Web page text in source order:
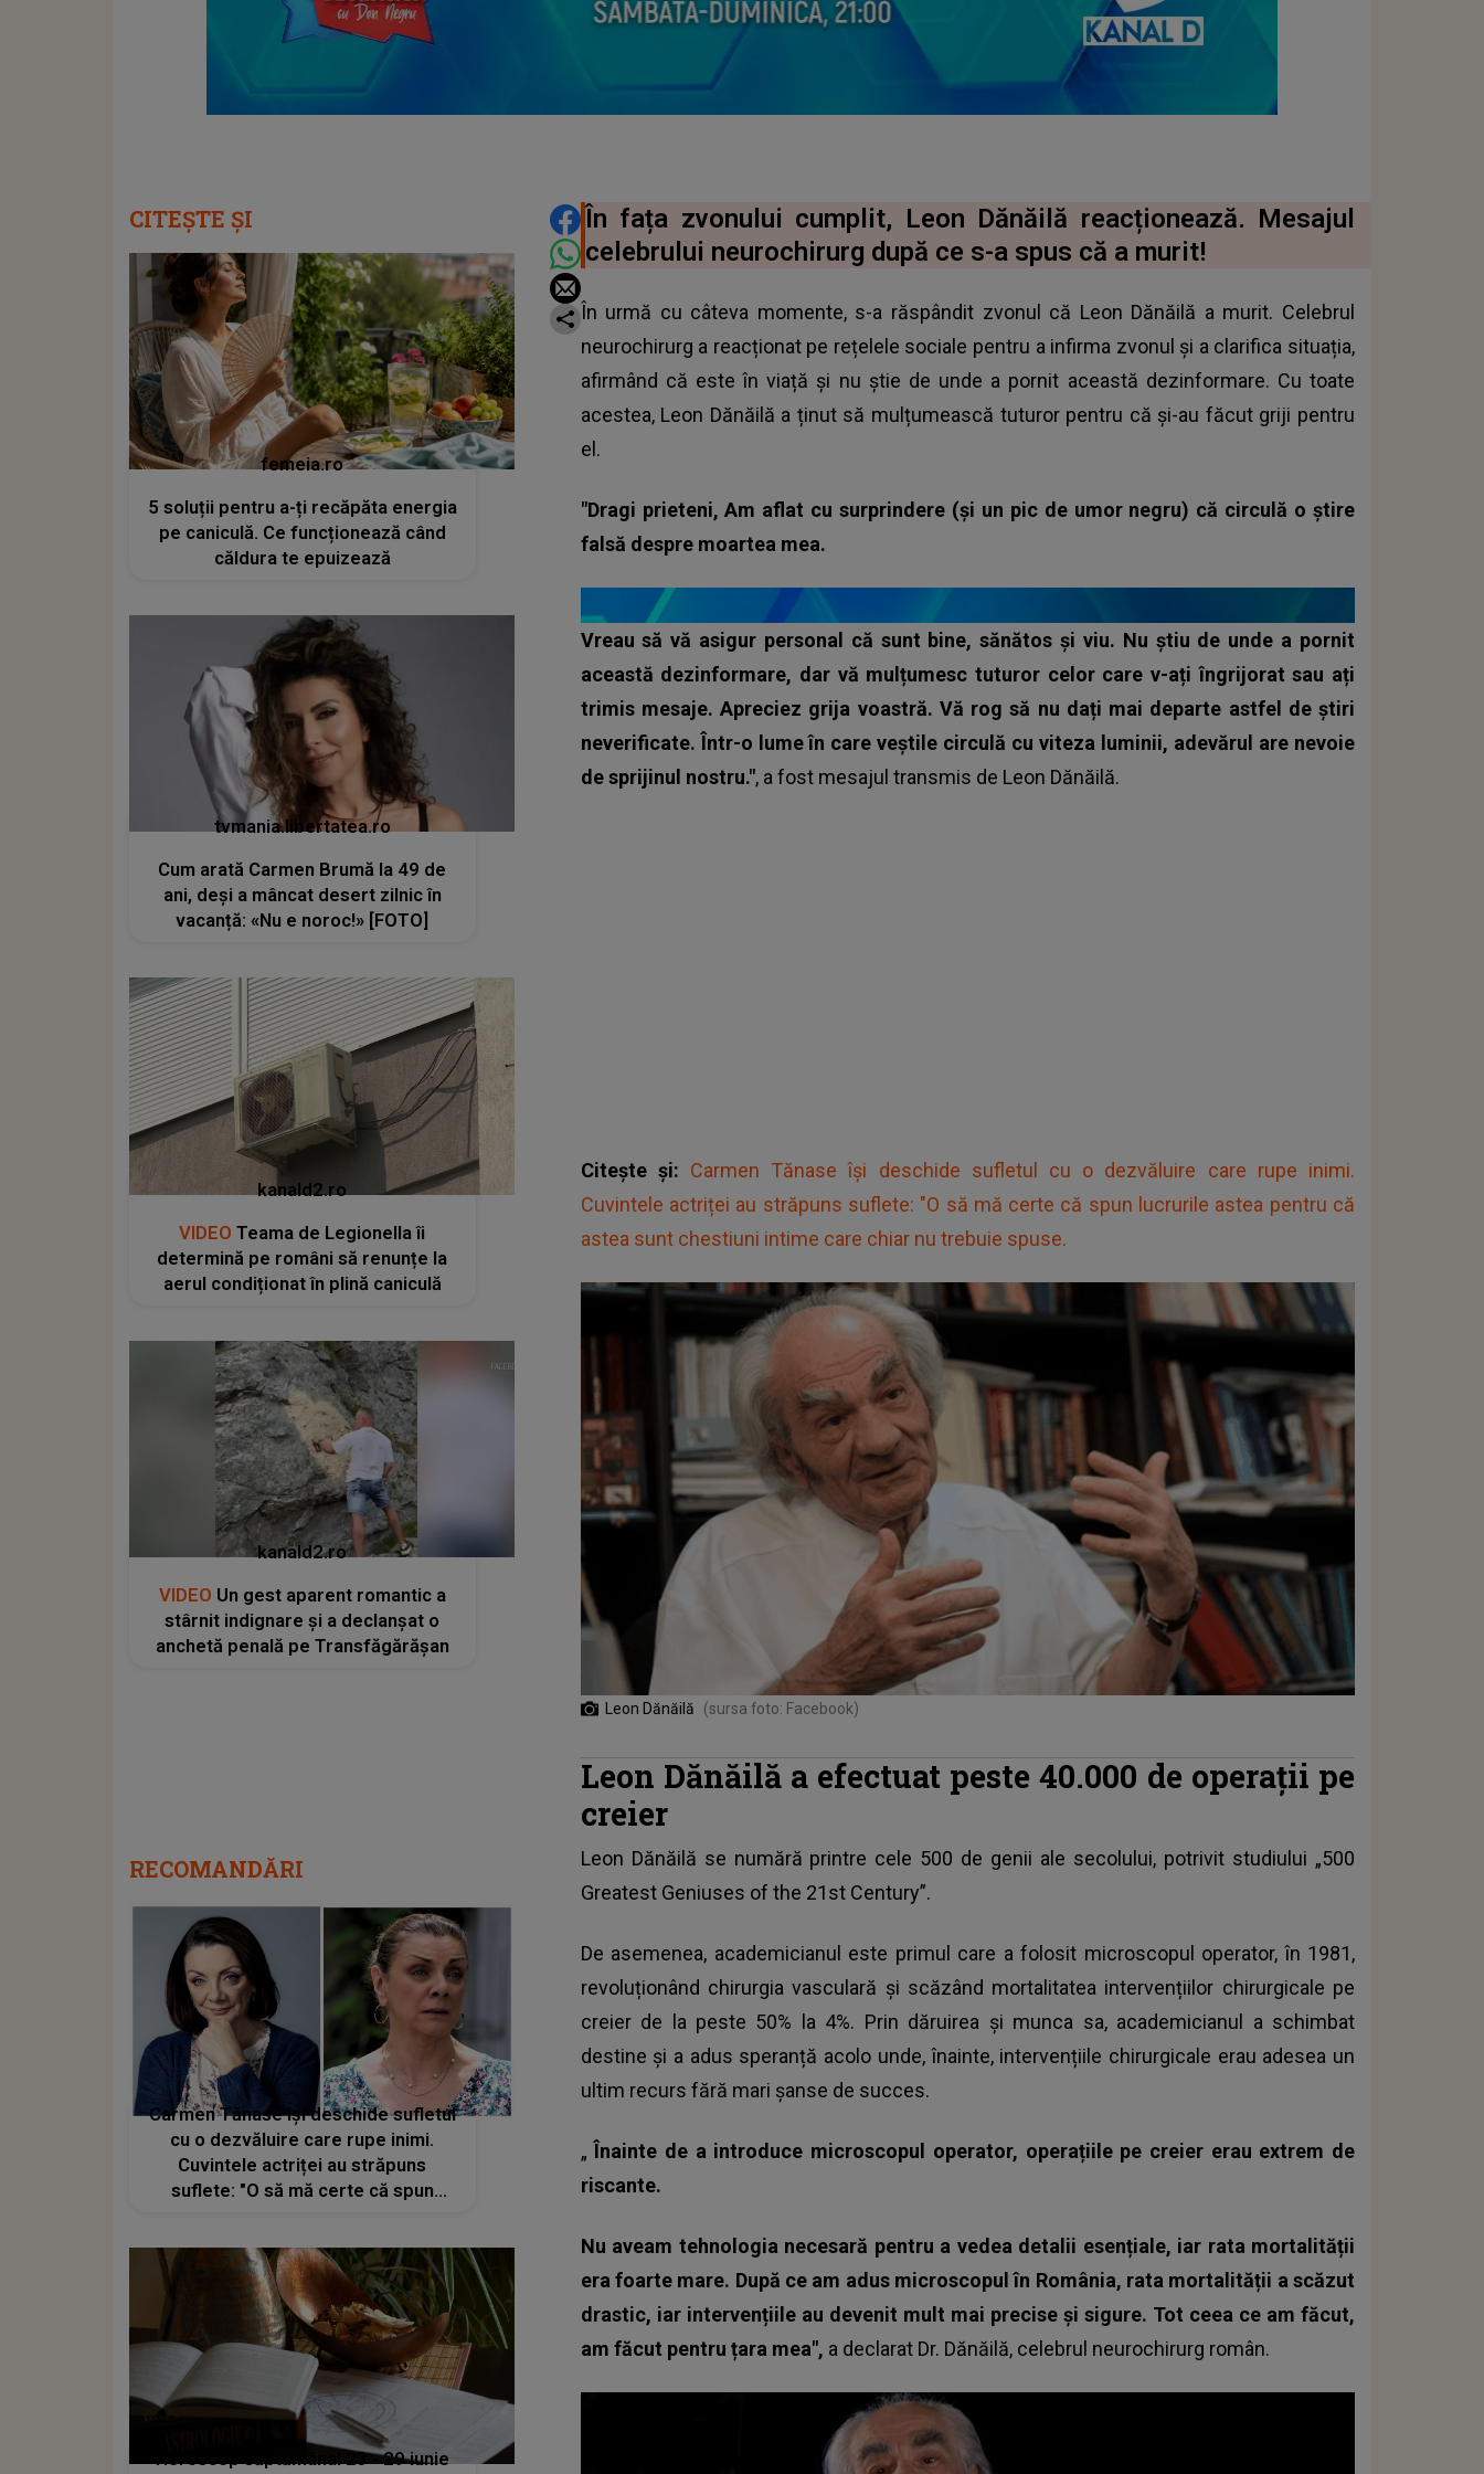
DISTRIBUIE ARTICOLUL
În fața zvonului cumplit, Leon Dănăilă reacționează. Mesajul
celebrului neurochirurg după ce s-a spus că a murit!
În urmă cu câteva momente, s-a răspândit zvonul că Leon Dănăilă a murit. Celebrul
neurochirurg a reacționat pe rețelele sociale pentru a infirma zvonul și a clarifica situația,
afirmând că este în viață și nu știe de unde a pornit această dezinformare. Cu toate
acestea, Leon Dănăilă a ținut să mulțumească tuturor pentru că și-au făcut griji pentru
el.
"Dragi prieteni,Am aflat cu surprindere (și un pic de umor negru) că circulă o știre
falsă despre moartea mea.
Vreau să vă asigur personal că sunt bine, sănătos și viu. Nu știu de unde a pornit
această dezinformare, dar vă mulțumesc tuturor celor care v-ați îngrijorat sau ați
trimis mesaje. Apreciez grija voastră. Vă rog să nu dați mai departe astfel de știri
neverificate. Într-o lume în care veștile circulă cu viteza luminii, adevărul are nevoie
de sprijinul nostru.", a fost mesajul transmis de Leon Dănăilă.
Citește și: Carmen Tănase își deschide sufletul cu o dezvăluire care rupe inimi.
Cuvintele actriței au străpuns suflete: "O să mă certe că spun lucrurile astea pentru că
astea sunt chestiuni intime care chiar nu trebuie spuse.
Leon Dănăilă (sursa foto: Facebook)
Leon Dănăilă a efectuat peste 40.000 de operații pe
creier
Leon Dănăilă se numără printre cele 500 de genii ale secolului, potrivit studiului „500
Greatest Geniuses of the 21st Century”.
De asemenea, academicianul este primul care a folosit microscopul operator, în 1981,
revoluționând chirurgia vasculară și scăzând mortalitatea intervențiilor chirurgicale pe
creier de la peste 50% la 4%. Prin dăruirea și munca sa, academicianul a schimbat
destine și a adus speranță acolo unde, înainte, intervențiile chirurgicale erau adesea un
ultim recurs fără mari șanse de succes.
„ Înainte de a introduce microscopul operator, operațiile pe creier erau extrem de
riscante.
Nu aveam tehnologia necesară pentru a vedea detalii esențiale, iar rata mortalității
era foarte mare. După ce am adus microscopul în România, rata mortalității a scăzut
drastic, iar intervențiile au devenit mult mai precise și sigure. Tot ceea ce am făcut,
am făcut pentru țara mea", a declarat Dr. Dănăilă, celebrul neurochirurg român.
CITEȘTE ȘI
femeia.ro
5 soluții pentru a-ți recăpăta energia
pe caniculă. Ce funcționează când
căldura te epuizează
tvmania.libertatea.ro
Cum arată Carmen Brumă la 49 de
ani, deși a mâncat desert zilnic în
vacanță: «Nu e noroc!» [FOTO]
kanald2.ro
VIDEO Teama de Legionella îi
determină pe români să renunțe la
aerul condiționat în plină caniculă
kanald2.ro
VIDEO Un gest aparent romantic a
stârnit indignare și a declanșat o
anchetă penală pe Transfăgărășan
RECOMANDĂRI
Carmen Tănase își deschide sufletul
cu o dezvăluire care rupe inimi.
Cuvintele actriței au străpuns
suflete: "O să mă certe că spun
trebuie spuse.
Horoscop săptămânal 23 - 29 iunie